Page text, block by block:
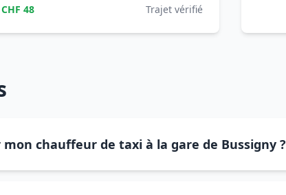
48 Trajet vérifié
chauffeur de taxi à la gare de Bussigny ?